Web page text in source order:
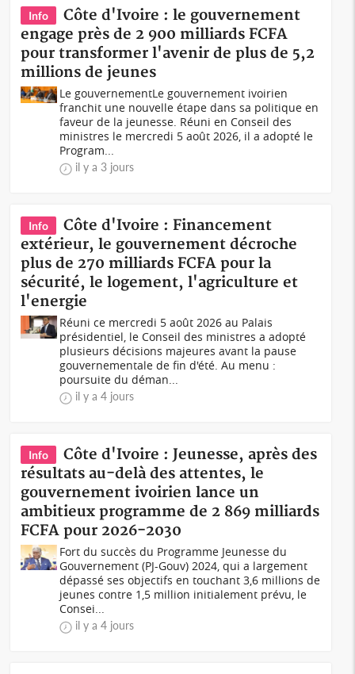
Info
Côte d'Ivoire : le gouvernement
engage près de 2 900 milliards FCFA
pour transformer l'avenir de plus de 5,2
millions de jeunes
Le gouvernementLe gouvernement ivoirien
franchit une nouvelle étape dans sa politique en
faveur de la jeunesse. Réuni en Conseil des
ministres le mercredi 5 août 2026, il a adopté le
Program...
il y a 3 jours
Info
Côte d'Ivoire : Financement
extérieur, le gouvernement décroche
plus de 270 milliards FCFA pour la
sécurité, le logement, l'agriculture et
l'energie
Réuni ce mercredi 5 août 2026 au Palais
présidentiel, le Conseil des ministres a adopté
plusieurs décisions majeures avant la pause
gouvernementale de fin d'été. Au menu :
poursuite du déman...
il y a 4 jours
Info
Côte d'Ivoire : Jeunesse, après des
résultats au-delà des attentes, le
gouvernement ivoirien lance un
ambitieux programme de 2 869 milliards
FCFA pour 2026-2030
Fort du succès du Programme Jeunesse du
Gouvernement (PJ-Gouv) 2024, qui a largement
dépassé ses objectifs en touchant 3,6 millions de
jeunes contre 1,5 million initialement prévu, le
Consei...
il y a 4 jours